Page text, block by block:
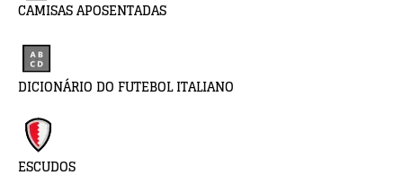
CAMISAS APOSENTADAS
DICIONÁRIO DO FUTEBOL ITALIANO
ESCUDOS